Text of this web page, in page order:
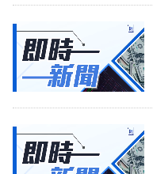
時
事
訂